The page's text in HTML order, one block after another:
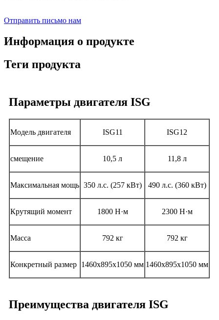
Отправить письмо нам
Информация о продукте
Теги продукта
Параметры двигателя ISG
Модель двигателя ISG11 ISG12
смещение 10,5 л 11,8 л
Максимальная мощь 350 л.с. (257 кВт) 490 л.с. (360 кВт)
Крутящий момент 1800 Н·м 2300 Н·м
Масса 792 кг 792 кг
Конкретный размер 1460x895x1050 мм 1460x895x1050 мм
Преимущества двигателя ISG